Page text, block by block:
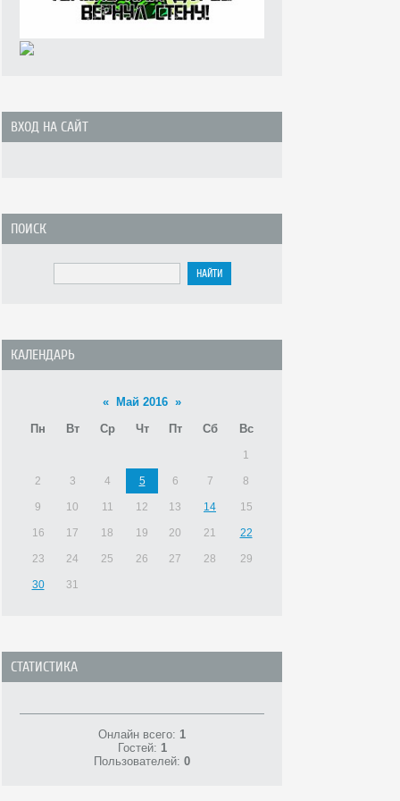
ВХОД НА САЙТ
ПОИСК
КАЛЕНДАРЬ
« Май 2016 »
Пн
Вт Ср Чт Пт Сб Вс
1
2 3 4 5 6 7 8
9 10 11 12 13 14 15
16 17 18 19 20 21 22
23 24 25 26 27 28 29
30 31
СТАТИСТИКА
Онлайн всего: 1
Гостей: 1
Пользователей: 0